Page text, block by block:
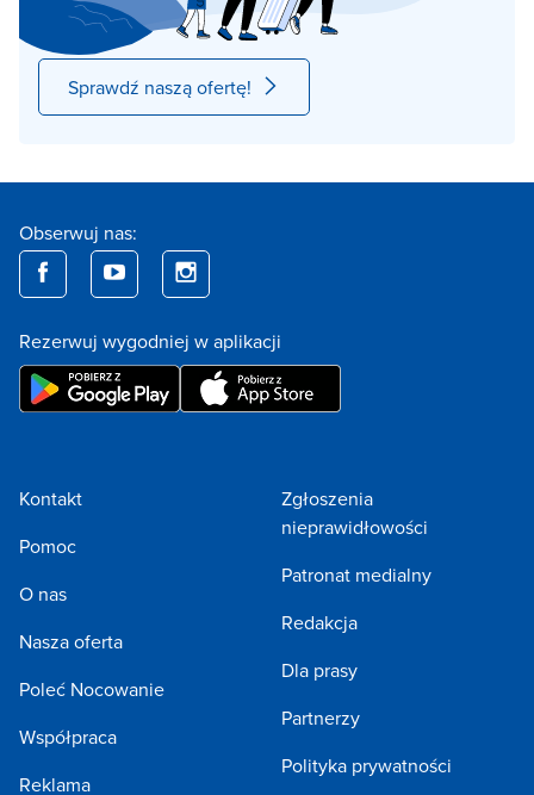
Sprawdź naszą ofertę!
Obserwuj nas:
Rezerwuj wygodniej w aplikacji
Kontakt
Pomoc
O nas
Nasza oferta
Poleć Nocowanie
Współpraca
Reklama
Zgłoszenia
nieprawidłowości
Patronat medialny
Redakcja
Dla prasy
Partnerzy
Polityka prywatności